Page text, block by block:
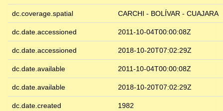
dc.coverage.spatial CARCHI - BOLÍVAR - CUAJARA
dc.date.accessioned 2011-10-04T00:00:08Z
dc.date.accessioned 2018-10-20T07:02:29Z
dc.date.available 2011-10-04T00:00:08Z
dc.date.available 2018-10-20T07:02:29Z
dc.date.created 1982